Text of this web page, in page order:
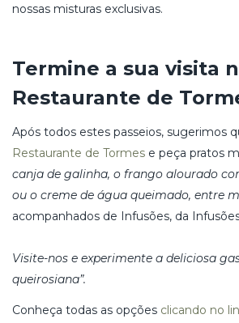
nossas misturas exclusivas.
Termine a sua visita
Restaurante de
Após todos estes passeios, sugerimos
Restaurante de Tormes e peça pratos
canja de galinha, o frango alourado
ou o creme de água queimado, entre
acompanhados de Infusões, da
Visite-nos e experimente a deliciosa
queirosiana”.
Conheça todas as opções clicando no